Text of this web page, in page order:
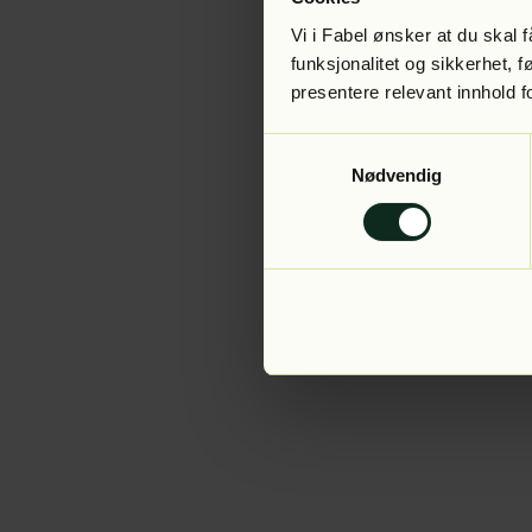
Vi i Fabel ønsker at du skal
funksjonalitet og sikkerhet,
presentere relevant innhold
Nødvendig
Application